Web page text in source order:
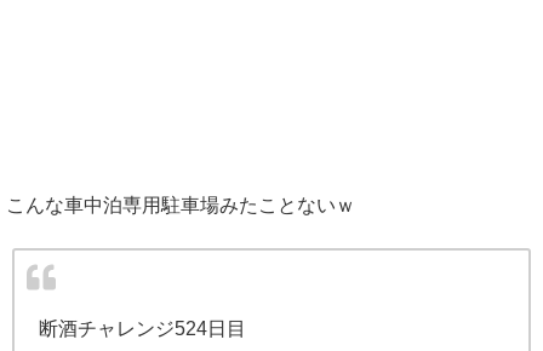
こんな車中泊専用駐車場みたことないｗ
断酒チャレンジ524日目